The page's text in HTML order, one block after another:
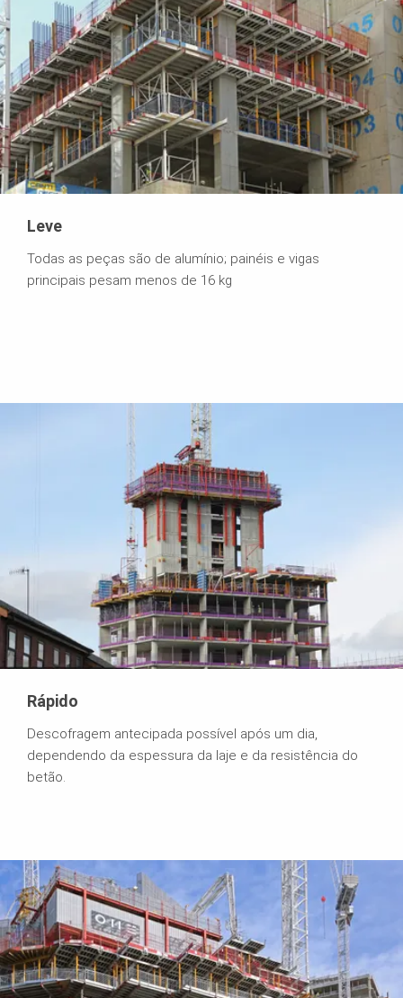
Leve
Todas as peças são de alumínio; painéis e vigas
principais pesam menos de 16 kg
Rápido
Descofragem antecipada possível após um dia,
dependendo da espessura da laje e da resistência do
betão.